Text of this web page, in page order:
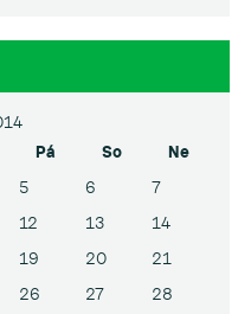
Pá So
Ne
5 6
7
12 13
14
19 20
21
26 27
28